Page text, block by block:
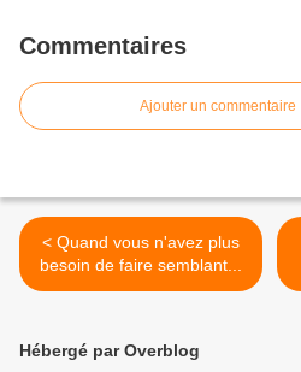
Commentaires
Ajouter un commentaire
< Quand vous n'avez plus
besoin de faire semblant...
Hébergé par Overblog